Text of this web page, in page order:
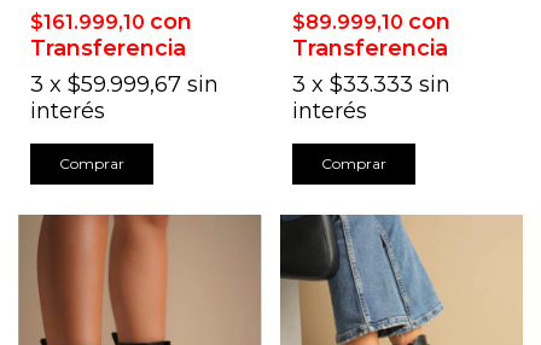
$161.999,10 con
Transferencia
3 x $59.999,67 sin
interés
Comprar
$89.999,10 con
Transferencia
3 x $33.333 sin
interés
Comprar